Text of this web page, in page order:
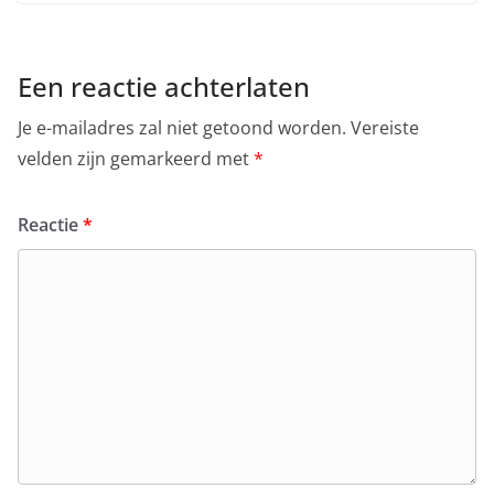
Een reactie achterlaten
Je e-mailadres zal niet getoond worden. Vereiste
velden zijn gemarkeerd met*
Reactie*